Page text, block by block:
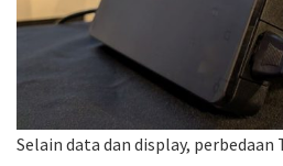
Selain data dan display,